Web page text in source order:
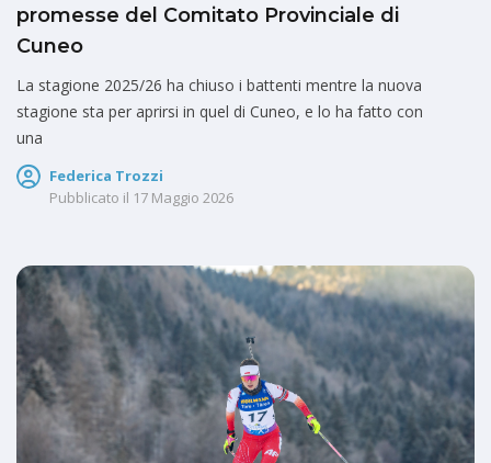
promesse del Comitato Provinciale di
Cuneo
La stagione 2025/26 ha chiuso i battenti mentre la nuova
stagione sta per aprirsi in quel di Cuneo, e lo ha fatto con
una
Federica Trozzi
Pubblicato il 17 Maggio 2026